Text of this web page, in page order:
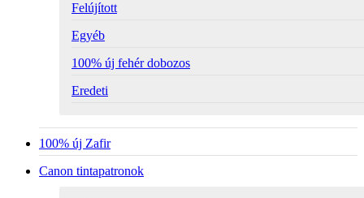
Felújított
Egyéb
100% új fehér dobozos
Eredeti
100% új Zafir
Canon tintapatronok